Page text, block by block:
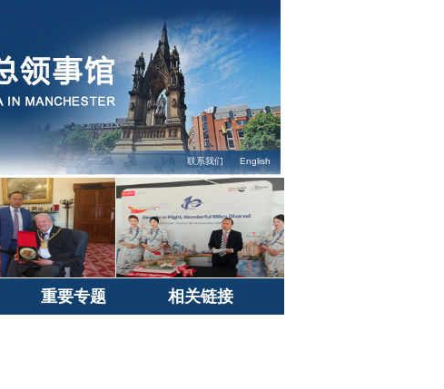
联系我们 English
重要专题 相关链接